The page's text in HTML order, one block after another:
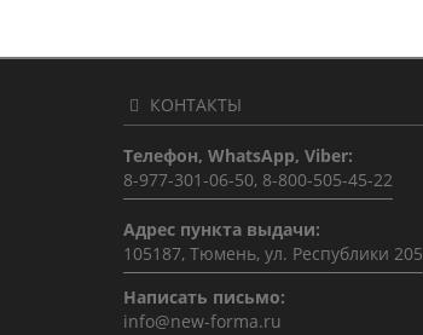
КОНТАКТЫ
Телефон, WhatsApp, Viber:
8-977-301-06-50, 8-800-505-45-22
Адрес пункта выдачи:
105187, Тюмень, ул. Республики 205
Написать письмо:
info@new-forma.ru